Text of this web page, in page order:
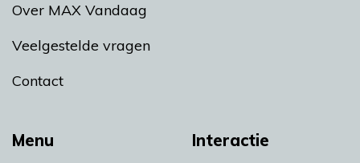
Menu Interactie
Over MAX Vandaag
Veelgestelde vragen
Contact